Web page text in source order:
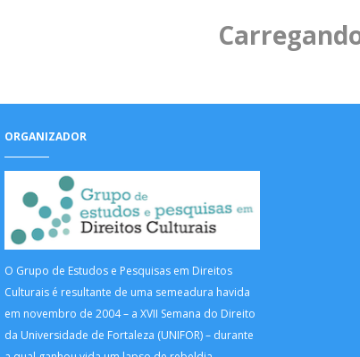
ORGANIZADOR
O Grupo de Estudos e Pesquisas em Direitos
Culturais é resultante de uma semeadura havida
em novembro de 2004 – a XVII Semana do Direito
da Universidade de Fortaleza (UNIFOR) – durante